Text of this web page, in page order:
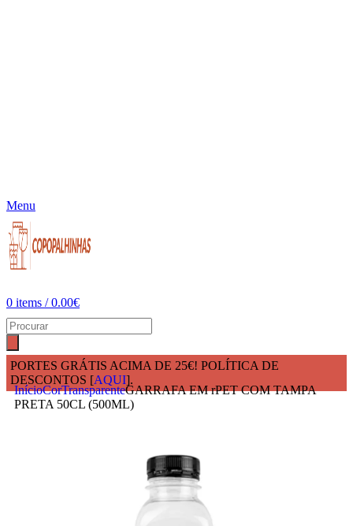
Menu
0 items / 0.00€
PORTES GRÁTIS ACIMA DE 25€! POLÍTICA DE
DESCONTOS [AQUI].
InícioCorTransparenteGARRAFA EM rPET COM TAMPA
PRETA 50CL (500ML)